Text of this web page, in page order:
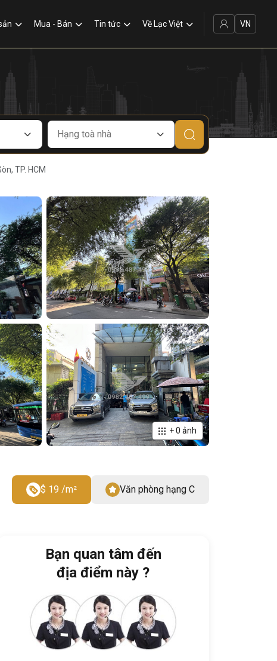
Mua - Bán Tin tức Về Lạc Việt VN
TP. HCM
+0 ảnh
$ 19 /m² Văn phòng hạng C
Bạn quan tâm đến
địa điểm này ?